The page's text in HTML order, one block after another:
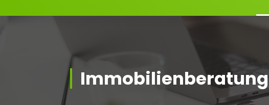
Immobilienberatung